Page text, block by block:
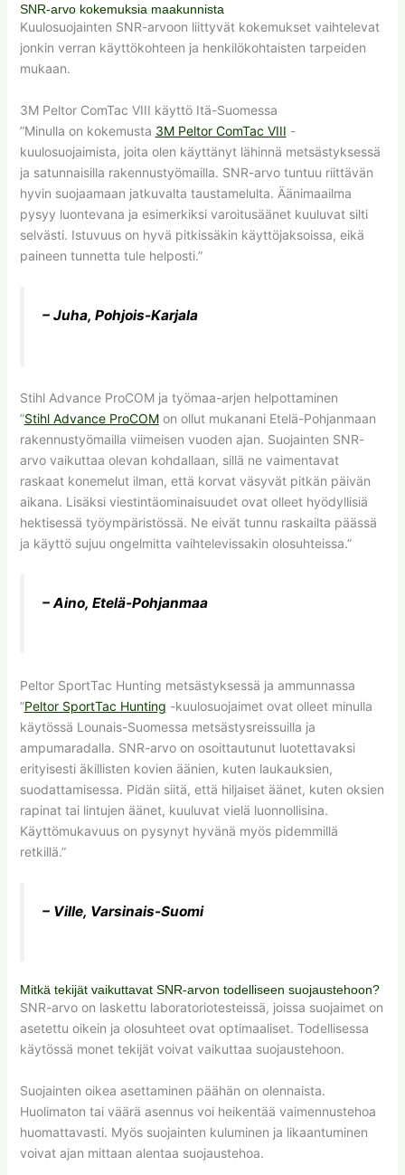
SNR-arvo kokemuksia maakunnista
Kuulosuojainten SNR-arvoon liittyvät kokemukset vaihtelevat
jonkin verran käyttökohteen ja henkilökohtaisten tarpeiden
mukaan.
3M Peltor ComTac VIII käyttö Itä-Suomessa
”Minulla on kokemusta 3M Peltor ComTac VIII -
kuulosuojaimista, joita olen käyttänyt lähinnä metsästyksessä
ja satunnaisilla rakennustyömailla. SNR-arvo tuntuu riittävän
hyvin suojaamaan jatkuvalta taustamelulta. Äänimaailma
pysyy luontevana ja esimerkiksi varoitusäänet kuuluvat silti
selvästi. Istuvuus on hyvä pitkissäkin käyttöjaksoissa, eikä
paineen tunnetta tule helposti.”
– Juha, Pohjois-Karjala
Stihl Advance ProCOM ja työmaa-arjen helpottaminen
”Stihl Advance ProCOMon ollut mukanani Etelä-Pohjanmaan
rakennustyömailla viimeisen vuoden ajan. Suojainten SNR-
arvo vaikuttaa olevan kohdallaan, sillä ne vaimentavat
raskaat konemelut ilman, että korvat väsyvät pitkän päivän
aikana. Lisäksi viestintäominaisuudet ovat olleet hyödyllisiä
hektisessä työympäristössä. Ne eivät tunnu raskailta päässä
ja käyttö sujuu ongelmitta vaihtelevissakin olosuhteissa.”
– Aino, Etelä-Pohjanmaa
Peltor SportTac Hunting metsästyksessä ja ammunnassa
”Peltor SportTac Hunting -kuulosuojaimet ovat olleet minulla
käytössä Lounais-Suomessa metsästysreissuilla ja
ampumaradalla. SNR-arvo on osoittautunut luotettavaksi
erityisesti äkillisten kovien äänien, kuten laukauksien,
suodattamisessa. Pidän siitä, että hiljaiset äänet, kuten oksien
rapinat tai lintujen äänet, kuuluvat vielä luonnollisina.
Käyttömukavuus on pysynyt hyvänä myös pidemmillä
retkillä.”
– Ville, Varsinais-Suomi
Mitkä tekijät vaikuttavat SNR-arvon todelliseen suojaustehoon?
SNR-arvo on laskettu laboratoriotesteissä, joissa suojaimet on
asetettu oikein ja olosuhteet ovat optimaaliset. Todellisessa
käytössä monet tekijät voivat vaikuttaa suojaustehoon.
Suojainten oikea asettaminen päähän on olennaista.
Huolimaton tai väärä asennus voi heikentää vaimennustehoa
huomattavasti. Myös suojainten kuluminen ja likaantuminen
voivat ajan mittaan alentaa suojaustehoa.